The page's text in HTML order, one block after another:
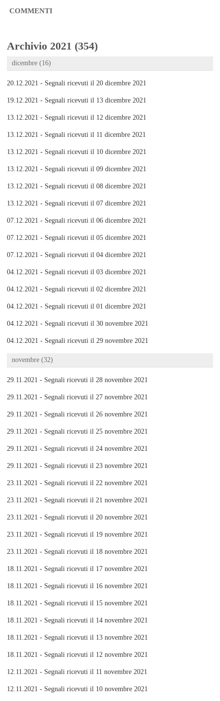
COMMENTI
Archivio 2021 (354)
dicembre (16)
20.12.2021 - Segnali ricevuti il 20 dicembre 2021
19.12.2021 - Segnali ricevuti il 13 dicembre 2021
13.12.2021 - Segnali ricevuti il 12 dicembre 2021
13.12.2021 - Segnali ricevuti il 11 dicembre 2021
13.12.2021 - Segnali ricevuti il 10 dicembre 2021
13.12.2021 - Segnali ricevuti il 09 dicembre 2021
13.12.2021 - Segnali ricevuti il 08 dicembre 2021
13.12.2021 - Segnali ricevuti il 07 dicembre 2021
07.12.2021 - Segnali ricevuti il 06 dicembre 2021
07.12.2021 - Segnali ricevuti il 05 dicembre 2021
07.12.2021 - Segnali ricevuti il 04 dicembre 2021
04.12.2021 - Segnali ricevuti il 03 dicembre 2021
04.12.2021 - Segnali ricevuti il 02 dicembre 2021
04.12.2021 - Segnali ricevuti il 01 dicembre 2021
04.12.2021 - Segnali ricevuti il 30 novembre 2021
04.12.2021 - Segnali ricevuti il 29 novembre 2021
novembre (32)
29.11.2021 - Segnali ricevuti il 28 novembre 2021
29.11.2021 - Segnali ricevuti il 27 novembre 2021
29.11.2021 - Segnali ricevuti il 26 novembre 2021
29.11.2021 - Segnali ricevuti il 25 novembre 2021
29.11.2021 - Segnali ricevuti il 24 novembre 2021
29.11.2021 - Segnali ricevuti il 23 novembre 2021
23.11.2021 - Segnali ricevuti il 22 novembre 2021
23.11.2021 - Segnali ricevuti il 21 novembre 2021
23.11.2021 - Segnali ricevuti il 20 novembre 2021
23.11.2021 - Segnali ricevuti il 19 novembre 2021
23.11.2021 - Segnali ricevuti il 18 novembre 2021
18.11.2021 - Segnali ricevuti il 17 novembre 2021
18.11.2021 - Segnali ricevuti il 16 novembre 2021
18.11.2021 - Segnali ricevuti il 15 novembre 2021
18.11.2021 - Segnali ricevuti il 14 novembre 2021
18.11.2021 - Segnali ricevuti il 13 novembre 2021
18.11.2021 - Segnali ricevuti il 12 novembre 2021
12.11.2021 - Segnali ricevuti il 11 novembre 2021
12.11.2021 - Segnali ricevuti il 10 novembre 2021